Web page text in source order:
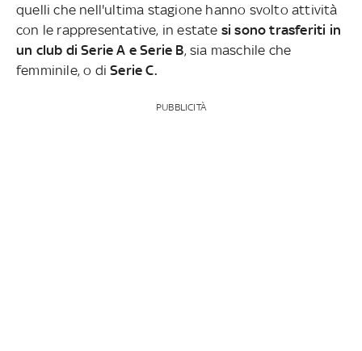
quelli che nell'ultima stagione hanno svolto attività
con le rappresentative, in estate si sono trasferiti in
un club di Serie A e Serie B, sia maschile che
femminile, o di Serie C.
PUBBLICITÀ